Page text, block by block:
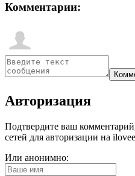
Комментарии:
Авторизация
Подтвердите ваш
сетей для авторизации на
Или анонимно: